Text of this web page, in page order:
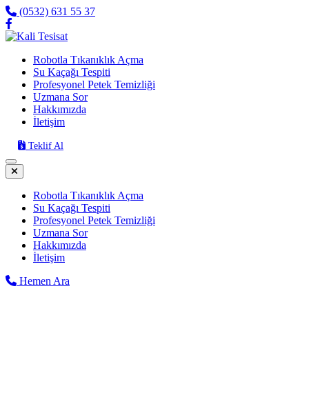
(0532) 631 55 37
Robotla Tıkanıklık Açma
Su Kaçağı Tespiti
Profesyonel Petek Temizliği
Uzmana Sor
Hakkımızda
İletişim
Teklif Al
Robotla Tıkanıklık Açma
Su Kaçağı Tespiti
Profesyonel Petek Temizliği
Uzmana Sor
Hakkımızda
İletişim
Hemen Ara